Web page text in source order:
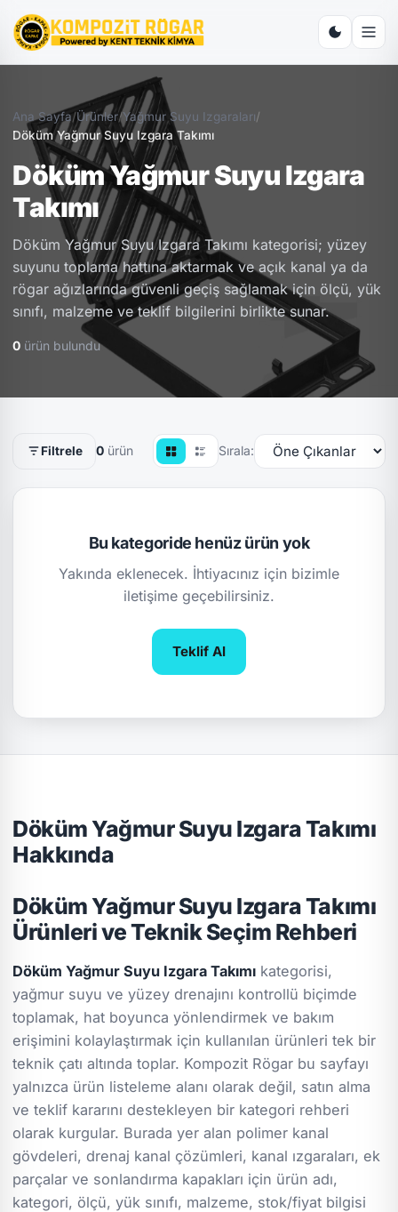
Ana Sayfa/Ürünler/Yağmur Suyu Izgaraları/
Döküm Yağmur Suyu Izgara Takımı
Döküm Yağmur Suyu Izgara
Takımı
Döküm Yağmur Suyu Izgara Takımı kategorisi; yüzey
suyunu toplama hattına aktarmak ve açık kanal ya da
rögar ağızlarında güvenli geçiş sağlamak için ölçü, yük
sınıfı, malzeme ve teklif bilgilerini birlikte sunar.
0 ürün bulundu
Filtrele 0 ürün Sırala:
Bu kategoride henüz ürün yok
Yakında eklenecek. İhtiyacınız için bizimle
iletişime geçebilirsiniz.
Teklif Al
Döküm Yağmur Suyu Izgara Takımı
Hakkında
Döküm Yağmur Suyu Izgara Takımı
Ürünleri ve Teknik Seçim Rehberi
Döküm Yağmur Suyu Izgara Takımı kategorisi,
yağmur suyu ve yüzey drenajını kontrollü biçimde
toplamak, hat boyunca yönlendirmek ve bakım
erişimini kolaylaştırmak için kullanılan ürünleri tek bir
teknik çatı altında toplar. Kompozit Rögar bu sayfayı
yalnızca ürün listeleme alanı olarak değil, satın alma
ve teklif kararını destekleyen bir kategori rehberi
olarak kurgular. Burada yer alan polimer kanal
gövdeleri, drenaj kanal çözümleri, kanal ızgaraları, ek
parçalar ve sonlandırma kapakları için ürün adı,
kategori, ölçü, yük sınıfı, malzeme, stok/fiyat bilgisi